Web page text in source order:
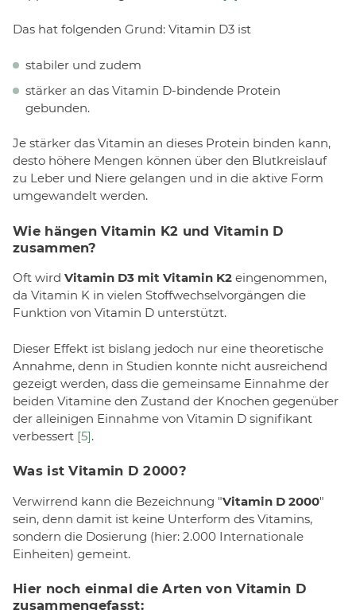
Das hat folgenden Grund: Vitamin D3 ist
stabiler und zudem
stärker an das Vitamin D-bindende Protein
gebunden.
Je stärker das Vitamin an dieses Protein binden kann,
desto höhere Mengen können über den Blutkreislauf
zu Leber und Niere gelangen und in die aktive Form
umgewandelt werden.
Wie hängen Vitamin K2 und Vitamin D
zusammen?
Oft wird Vitamin D3 mit Vitamin K2 eingenommen,
da Vitamin K in vielen Stoffwechselvorgängen die
Funktion von Vitamin D unterstützt.
Dieser Effekt ist bislang jedoch nur eine theoretische
Annahme, denn in Studien konnte nicht ausreichend
gezeigt werden, dass die gemeinsame Einnahme der
beiden Vitamine den Zustand der Knochen gegenüber
der alleinigen Einnahme von Vitamin D signifikant
verbessert [5].
Was ist Vitamin D 2000?
Verwirrend kann die Bezeichnung "Vitamin D 2000"
sein, denn damit ist keine Unterform des Vitamins,
sondern die Dosierung (hier: 2.000 Internationale
Einheiten) gemeint.
Hier noch einmal die Arten von Vitamin D
zusammengefasst: